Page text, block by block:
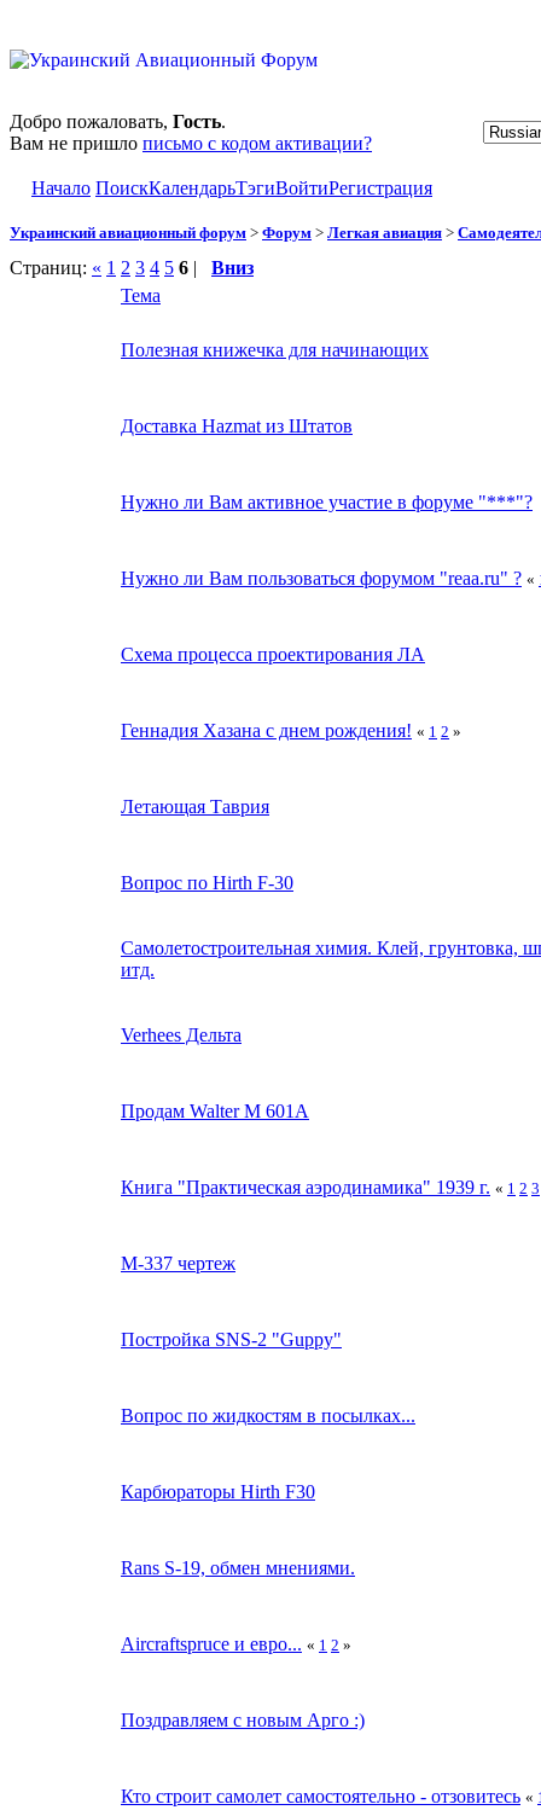
Добро пожаловать, Гость.
Вам не пришло письмо с кодом активации?
Начало ПоискКалендарьТэгиВойтиРегистрация
Украинский авиационный форум > Форум > Легкая авиация >
Страниц: « 1 2 3 4 5 6 | Вниз
Тема
Полезная книжечка для начинающих
Доставка Hazmat из Штатов
Нужно ли Вам активное участие в форуме "***"?
Нужно ли Вам пользоваться форумом "rеаа.ru" ? «
Схема процесса проектирования ЛА
Геннадия Хазана с днем рождения! « 1 2 »
Летающая Таврия
Вопрос по Hirth F-30
Самолетостроительная химия. Клей, грунтовка,
итд.
Verhees Дельта
Продам Walter M 601A
Книга "Практическая аэродинамика" 1939 г. « 1 2 3
М-337 чертеж
Постройка SNS-2 "Guppy"
Вопрос по жидкостям в посылках...
Карбюраторы Hirth F30
Rans S-19, обмен мнениями.
Aircraftspruce и евро... « 1 2 »
Поздравляем с новым Арго :)
Кто строит самолет самостоятельно - отзовитесь «